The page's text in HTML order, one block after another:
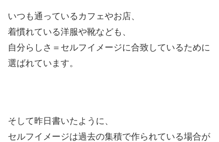
いつも通っているカフェやお店、
着慣れている洋服や靴なども、
自分らしさ＝セルフイメージに合致しているために
選ばれています。
そして昨日書いたように、
セルフイメージは過去の集積で作られている場合が